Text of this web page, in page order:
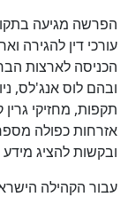
הפרשה מגיעה
עורכי דין להגירה
הכניסה לארצות
ובהם לוס אנג'לס,
תקפות, מחזיקי
אזרחות כפולה
ובקשות להציג
עבור הקהילה